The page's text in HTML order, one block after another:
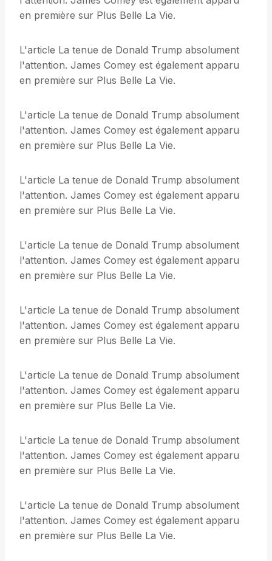
en première sur Plus Belle La Vie.
L'article La tenue de Donald Trump absolument
l'attention. James Comey est également apparu
en première sur Plus Belle La Vie.
L'article La tenue de Donald Trump absolument
l'attention. James Comey est également apparu
en première sur Plus Belle La Vie.
L'article La tenue de Donald Trump absolument
l'attention. James Comey est également apparu
en première sur Plus Belle La Vie.
L'article La tenue de Donald Trump absolument
l'attention. James Comey est également apparu
en première sur Plus Belle La Vie.
L'article La tenue de Donald Trump absolument
l'attention. James Comey est également apparu
en première sur Plus Belle La Vie.
L'article La tenue de Donald Trump absolument
l'attention. James Comey est également apparu
en première sur Plus Belle La Vie.
L'article La tenue de Donald Trump absolument
l'attention. James Comey est également apparu
en première sur Plus Belle La Vie.
L'article La tenue de Donald Trump absolument
l'attention. James Comey est également apparu
en première sur Plus Belle La Vie.